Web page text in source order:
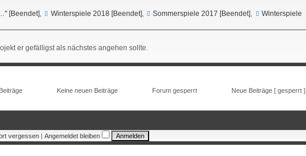
[Beendet], Winterspiele 2018 [Beendet], Sommerspiele 2017 [Beendet]
Winterspiele
er gefälligst als nächstes angehen sollte.
Keine neuen Beiträge Forum gesperrt Neue Beiträge [ gesperrt ]
vergessen | Angemeldet bleiben